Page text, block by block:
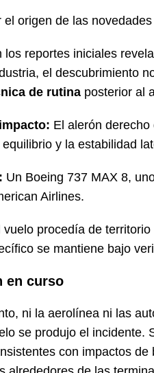
el origen de las
los reportes iniciales
el descubrimiento
de rutina posterior al
El alerón
y la estabilidad
Un Boeing 737 MAX 8,
Airlines.
vuelo procedía de
se mantiene bajo
en curso
ni la aerolínea ni las
se produjo el incidente.
con impactos